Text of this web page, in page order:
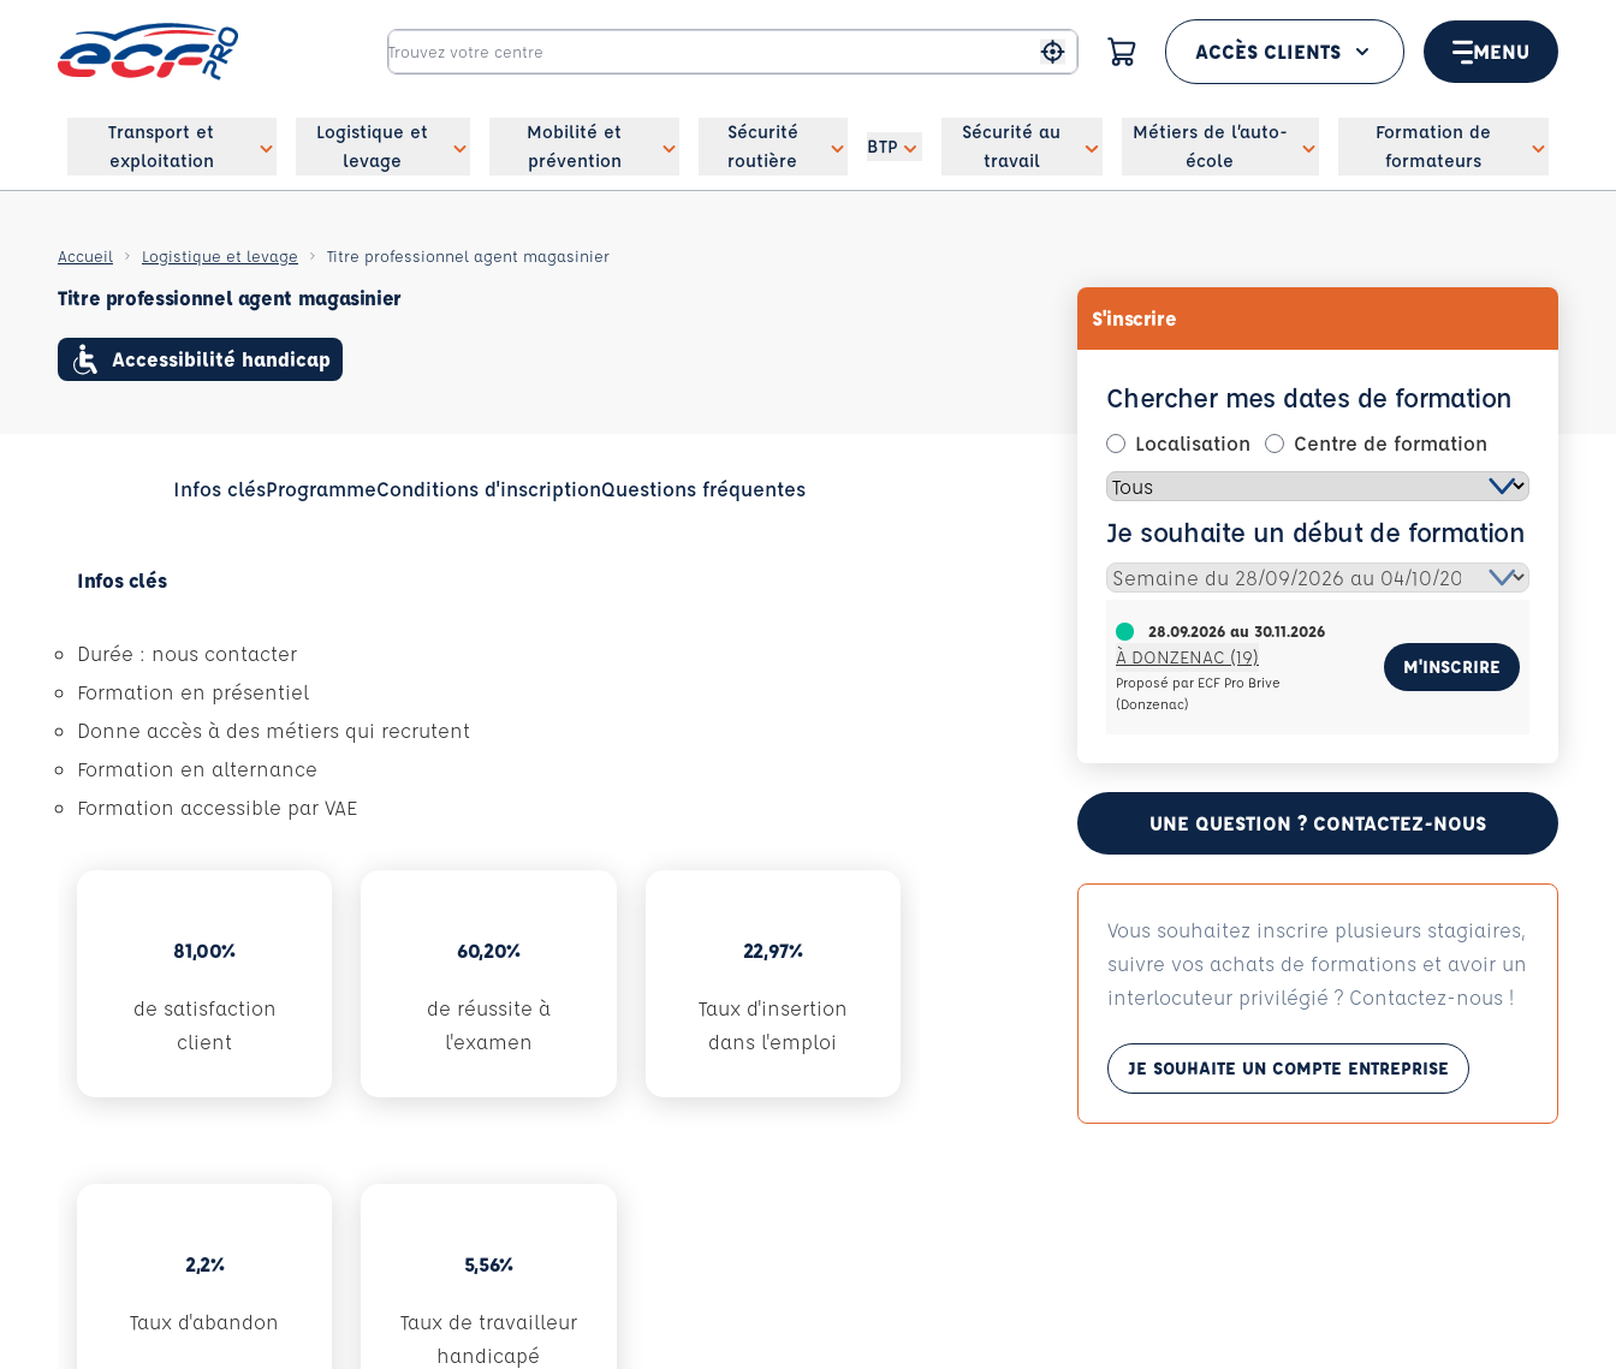
Me géolocaliser
ACCÈS CLIENTS MENU
Transport et
exploitation
Logistique et
levage
Mobilité et
prévention
Sécurité
routière
BTP
Sécurité au
travail
Métiers de l’auto-
école
Formation de
formateurs
Accueil Logistique et levage Titre professionnel agent magasinier
Titre professionnel agent magasinier
Accessibilité handicap
Infos clésProgrammeConditions d'inscriptionQuestions fréquentes
Infos clés
Durée : nous contacter
Formation en présentiel
Donne accès à des métiers qui recrutent
Formation en alternance
Formation accessible par VAE
81,00%
de satisfaction
client
60,20%
de réussite à
l'examen
22,97%
Taux d'insertion
dans l'emploi
2,2%
Taux d'abandon
5,56%
Taux de travailleur
handicapé
S'inscrire
Chercher mes dates de formation
Localisation Centre de formation
Je souhaite un début de formation
28.09.2026 au 30.11.2026
À DONZENAC (19)
Proposé par ECF Pro Brive
(Donzenac)
M'INSCRIRE
UNE QUESTION ? CONTACTEZ-NOUS
Vous souhaitez inscrire plusieurs stagiaires,
suivre vos achats de formations et avoir un
interlocuteur privilégié ? Contactez-nous !
JE SOUHAITE UN COMPTE ENTREPRISE